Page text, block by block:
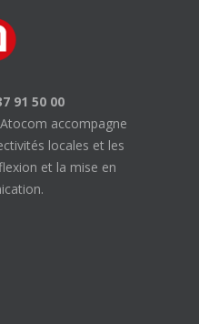
91 50 00
accompagne
locales et les
et la mise en